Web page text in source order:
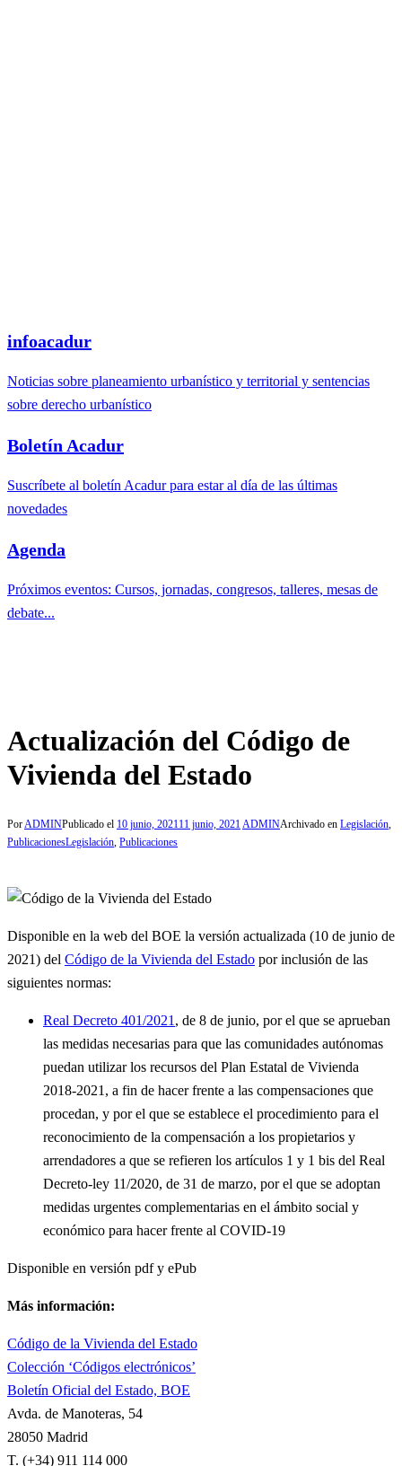
infoacadur
Noticias sobre planeamiento urbanístico y territorial y sentencias
sobre derecho urbanístico
Boletín Acadur
Suscríbete al boletín Acadur para estar al día de las últimas
novedades
Agenda
Próximos eventos: Cursos, jornadas, congresos, talleres, mesas de
debate...
Actualización del Código de
Vivienda del Estado
PorADMINPublicado el 10 junio, 202111 junio, 2021ADMINArchivado en Legislación,
PublicacionesLegislación, Publicaciones
Disponible en la web del BOE la versión actualizada (10 de junio de
2021) del Código de la Vivienda del Estado por inclusión de las
siguientes normas:
Real Decreto 401/2021 , de 8 de junio, por el que se aprueban
las medidas necesarias para que las comunidades autónomas
puedan utilizar los recursos del Plan Estatal de Vivienda
2018-2021, a fin de hacer frente a las compensaciones que
procedan, y por el que se establece el procedimiento para el
reconocimiento de la compensación a los propietarios y
arrendadores a que se refieren los artículos 1 y 1 bis del Real
Decreto-ley 11/2020, de 31 de marzo, por el que se adoptan
medidas urgentes complementarias en el ámbito social y
económico para hacer frente al COVID-19
Disponible en versión pdf y ePub
Más información:
Código de la Vivienda del Estado
Colección ‘Códigos electrónicos’
Boletín Oficial del Estado, BOE
Avda. de Manoteras, 54
28050 Madrid
T. (+34) 911 114 000